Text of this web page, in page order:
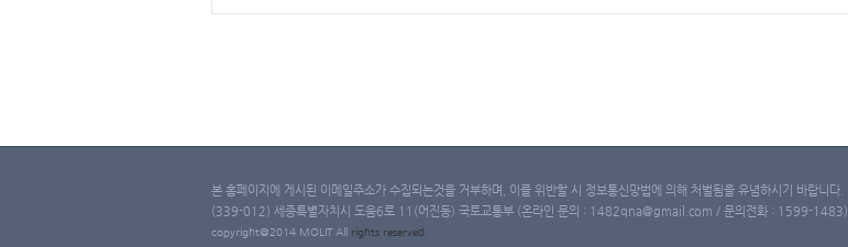
본 홈페이지에 게시된 이메일주소가 수집되는것을 거부하며, 이를 위반할 시 정보통신망법에 의해 처벌됨을 유념하시기 바랍니다.
(339-012) 세종특별자치시 도움6로 11(어진동) 국토교통부 (온라인 문의 : 1482qna@gmail.com / 문의전화 : 1599-1483)
copyright@2014 MOLIT All rights reserved.